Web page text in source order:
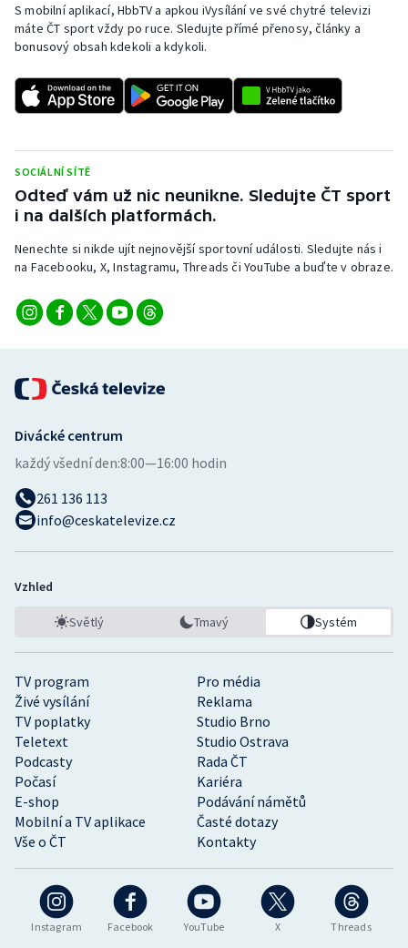
S mobilní aplikací, HbbTV a apkou iVysílání ve své chytré televizi
máte ČT sport vždy po ruce. Sledujte přímé přenosy, články a
bonusový obsah kdekoli a kdykoli.
SOCIÁLNÍ SÍTĚ
Odteď vám už nic neunikne. Sledujte ČT sport
i na dalších platformách.
Nenechte si nikde ujít nejnovější sportovní události. Sledujte nás i
na Facebooku, X, Instagramu, Threads či YouTube a buďte v obraze.
Instagram Facebook YouTube X Threads
TV program
Pro média
Živé vysílání
Reklama
TV poplatky
Studio Brno
Teletext
Studio Ostrava
Podcasty
Rada ČT
Počasí
Kariéra
E-shop
Podávání námětů
Mobilní a TV aplikace
Časté dotazy
Vše o ČT
Kontakty
Divácké centrum
každý všední den:8:00—16:00 hodin
261 136 113
info@ceskatelevize.cz
Vzhled
Světlý Tmavý Systém